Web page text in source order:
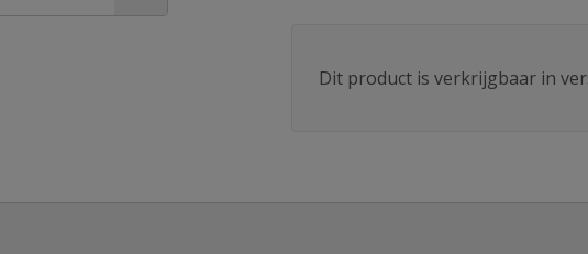
image
Dit product is verkrijgbaar in